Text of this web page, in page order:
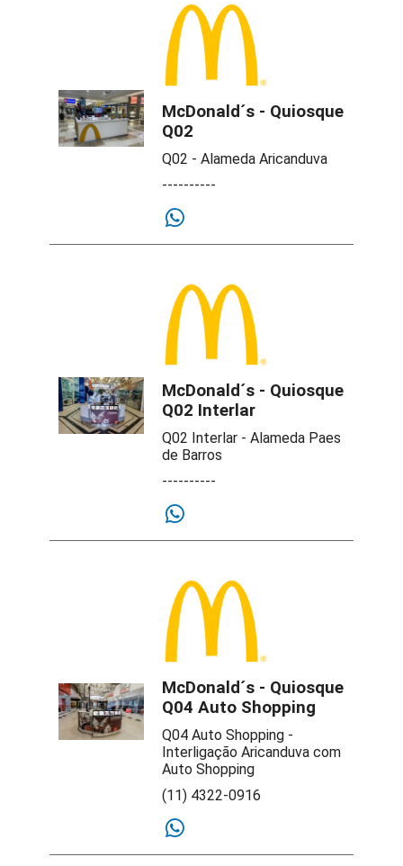
McDonald´s - Quiosque
Q02
Q02 - Alameda Aricanduva
----------
McDonald´s - Quiosque
Q02 Interlar
Q02 Interlar - Alameda Paes
de Barros
----------
McDonald´s - Quiosque
Q04 Auto Shopping
Q04 Auto Shopping -
Interligação Aricanduva com
Auto Shopping
(11) 4322-0916